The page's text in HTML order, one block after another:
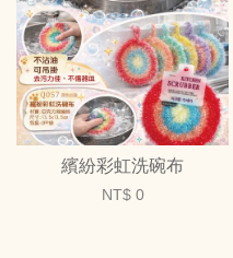
繽紛彩虹洗碗布
NT$ 0